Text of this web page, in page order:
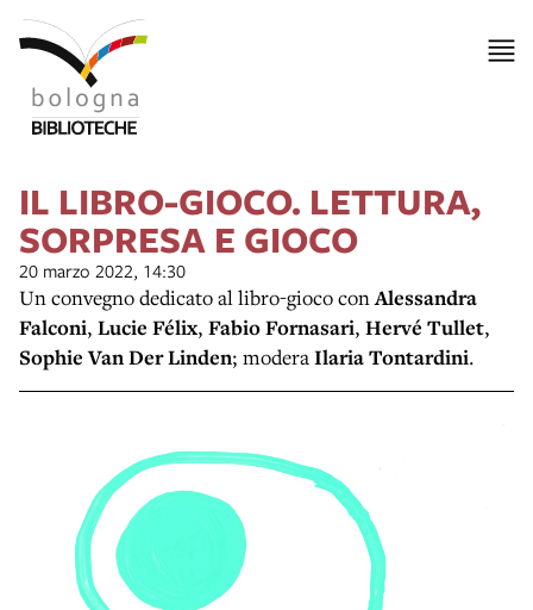
IL LIBRO-GIOCO. LETTURA,
SORPRESA E GIOCO
20 marzo 2022, 14:30
Un convegno dedicato al libro-gioco conAlessandra
Falconi, Lucie Félix, Fabio Fornasari, Hervé Tullet,
Sophie Van Der Linden; moderaIlaria Tontardini.